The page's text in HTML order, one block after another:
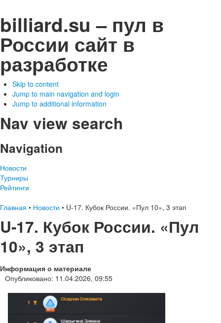
billiard.su – пул в
России сайт в
разработке
Skip to content
Jump to main navigation and login
Jump to additional information
Nav view search
Navigation
Новости
Турниры
Рейтинги
Главная • Новости • U-17. Кубок России. «Пул 10», 3 этап
U-17. Кубок России. «Пул
10», 3 этап
Информация о материале
Опубликовано: 11.04.2026, 09:55